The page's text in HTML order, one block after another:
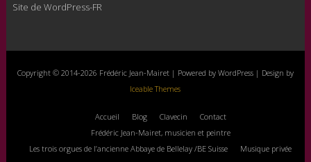
Site de WordPress-FR
Copyright © 2014-2026 Frédéric Jean-Mairet | Powered by WordPress | Design by
Iceable Themes
Accueil Blog Clavecin
Contact
Frédéric Jean-Mairet, musicien et peintre
Les trois orgues de l’ancienne Abbaye de Bellelay /BE Suisse
Musique privée